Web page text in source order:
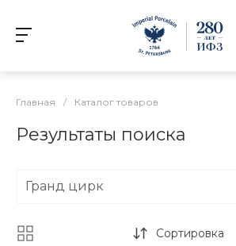
Главная / Каталог товаров
Результаты поиска
Сортировка